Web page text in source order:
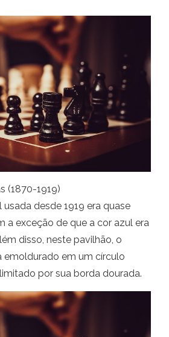
(1870-1919)
desde 1919 era quase
a exceção de que a cor azul era
disso, neste pavilhão, o
emoldurado em um círculo
por sua borda dourada.